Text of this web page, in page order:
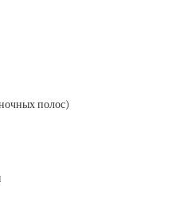
полос)